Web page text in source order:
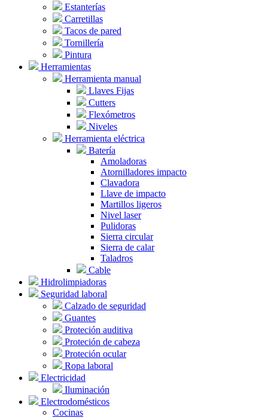
Estanterías
Carretillas
Tacos de pared
Tornillería
Pintura
Herramientas
Herramienta manual
Llaves Fijas
Cutters
Flexómetros
Niveles
Herramienta eléctrica
Batería
Amoladoras
Atornilladores impacto
Clavadora
Llave de impacto
Martillos ligeros
Nivel laser
Pulidoras
Sierra circular
Sierra de calar
Taladros
Cable
Hidrolimpiadoras
Seguridad laboral
Calzado de seguridad
Guantes
Proteción auditiva
Proteción de cabeza
Proteción ocular
Ropa laboral
Electricidad
Iluminación
Electrodomésticos
Cocinas